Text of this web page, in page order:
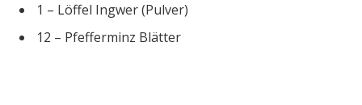
1 – Löffel Ingwer (Pulver)
12 – Pfefferminz Blätter